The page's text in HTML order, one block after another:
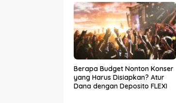
Berapa Budget Nonton Konser
yang Harus Disiapkan? Atur
Dana dengan Deposito FLEXI